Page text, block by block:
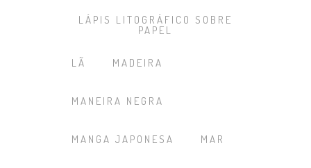
LÁPIS LITOGRÁFICO SOBRE
PAPEL
LÃ MADEIRA
MANEIRA NEGRA
MANGA JAPONESA MAR